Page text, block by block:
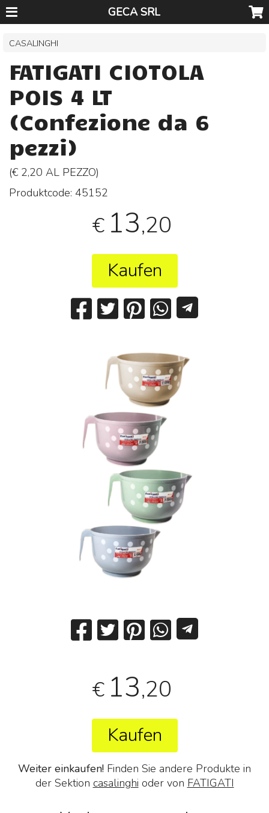
GECA SRL
CASALINGHI
FATIGATI CIOTOLA
POIS 4 LT
(Confezione da 6
pezzi)
(€ 2,20 AL PEZZO)
Produktcode:45152
€ 13,20
Kaufen
€ 13,20
Kaufen
Weiter einkaufen! Finden Sie andere Produkte in
der Sektion casalinghi oder von FATIGATI